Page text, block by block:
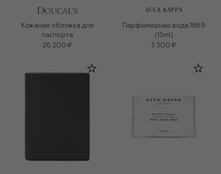
Кожаная обложка для
паспорта
26 200 ₽
ACCA KAPPA
Парфюмерная вода 1869
(15ml)
3 500 ₽